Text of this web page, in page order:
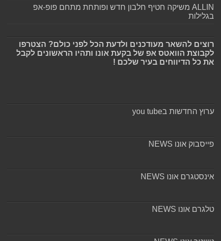
ALLIN משיקה חטיף חלבון חדש ופותחת מתחם פופ-אפ
בגלילות
רוצים להשאר מעודכנים ולדעת הכל לפני כולם? הצטרפו
לקבוצת הוואטס אפ של בקעת אונו ותהיו הראשונים לקבל
את כל הדיווחים בעיר שלכם !
ערוץ החדשות בyou tube
פייסבוק אונו NEWS
אינסטגרם אונו NEWS
טלגרם אונו NEWS